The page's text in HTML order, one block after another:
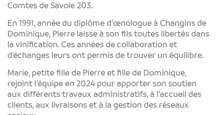
Comtes de Savoie 203.
En 1991, année du diplôme d’œnologue à Changins de
Dominique, Pierre laisse à son fils toutes libertés dans
la vinification. Ces années de collaboration et
d'échanges leurs ont permis de trouver un équilibre.
Marie, petite fille de Pierre et fille de Dominique,
rejoint l’équipe en 2024 pour apporter son soutien
aux différents travaux administratifs, à l’accueil des
clients, aux livraisons et à la gestion des réseaux